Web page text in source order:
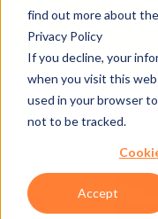
find out more about
Privacy Policy
If you decline, your
when you visit this
used in your browser
not to be tracked.
Accept
AXESS PICK UP BOX